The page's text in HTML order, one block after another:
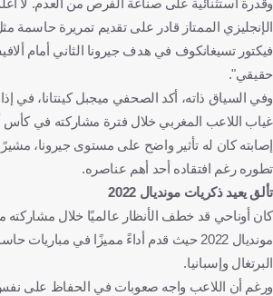
وقدرة استثنائية على صناعة الفرص من العدم. لا
الإنجليزي الممتاز قادر على تقديم تمريرة حاسمة
فيكتور تسيغانكوف في هدف جيرونا الثاني أمام
حقيقي".
وفي السياق ذاته، أكد الصحفي ميجبل كينتانا، في
غياب اللاعب المغربي خلال فترة مشاركته في كأس
إصابته كان له تأثير واضح على مستوى جيرونا،
تطوره رغم افتقاده أحد أهم عناصره.
تألق يعيد ذكريات مونديال 2022
كان أوناحي قد خطف الأنظار عالميًا خلال مشاركته
مونديال 2022 حيث قدم أداءً مميزًا في
البرتغال وإسبانيا.
ورغم أن اللاعب واجه صعوبات في الحفاظ على